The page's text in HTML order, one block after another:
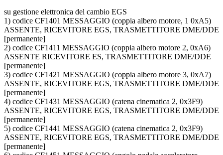
su gestione elettronica del cambio EGS
1) codice CF1401 MESSAGGIO (coppia albero motore, 1 0xA5)
ASSENTE, RICEVITORE EGS, TRASMETTITORE DME/DDE
[permanente]
2) codice CF1411 MESSAGGIO (coppia albero motore 2, 0xA6)
ASSENTE RICEVITORE ES, TRASMETTITORE DME/DDE
[permanente]
3) codice CF1421 MESSAGGIO (coppia albero motore 3, 0xA7)
ASSENTE, RICEVITORE EGS, TRASMETTITORE DME/DDE
[permanente]
4) codice CF1431 MESSAGGIO (catena cinematica 2, 0x3F9)
ASSENTE, RICEVITORE EGS, TRASMETTITORE DME/DDE
[permanente]
5) codice CF1441 MESSAGGIO (catena cinematica 2, 0x3F9)
ASSENTE, RICEVITORE EGS, TRASMETTITORE DME/DDE
[permanente]